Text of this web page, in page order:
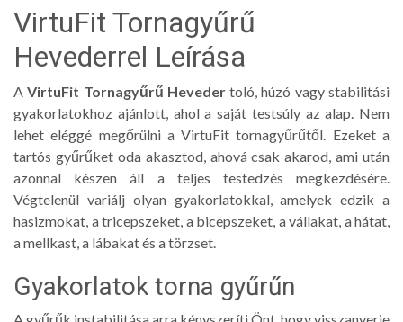
VirtuFit Tornagyűrű
Hevederrel Leírása
AVirtuFit Tornagyűrű Hevedertoló, húzó vagy stabilitási
gyakorlatokhoz ajánlott, ahol a saját testsúly az alap. Nem
lehet eléggé megőrülni a VirtuFit tornagyűrűtől. Ezeket a
tartós gyűrűket oda akasztod, ahová csak akarod, ami után
azonnal készen áll a teljes testedzés megkezdésére.
Végtelenül variálj olyan gyakorlatokkal, amelyek edzik a
hasizmokat, a tricepszeket, a bicepszeket, a vállakat, a hátat,
a mellkast, a lábakat és a törzset.
Gyakorlatok torna gyűrűn